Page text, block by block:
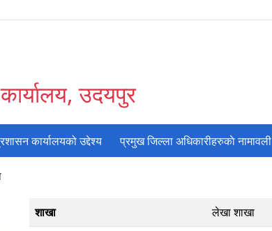
उदयपुर
कार्यालयको उद्देश्य प्रमुख जिल्ला अधिकारीहरुकाे नामावली
शाखा
लेखा शाखा